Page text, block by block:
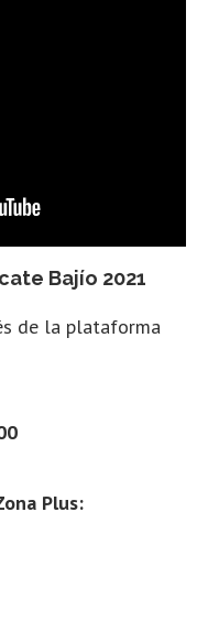
Bajío 2021
de la plataforma
Plus: